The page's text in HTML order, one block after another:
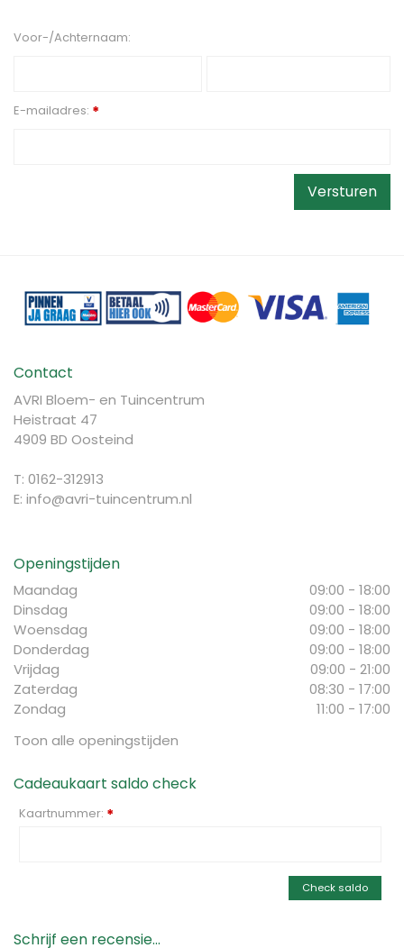
Voor-/Achternaam:
E-mailadres: *
Contact
AVRI Bloem- en Tuincentrum
Heistraat 47
4909 BD Oosteind
T: 0162-312913
E: info@avri-tuincentrum.nl
Openingstijden
Maandag
09:00 - 18:00
Dinsdag
09:00 - 18:00
Woensdag
09:00 - 18:00
Donderdag
09:00 - 18:00
Vrijdag
09:00 - 21:00
Zaterdag
08:30 - 17:00
Zondag
11:00 - 17:00
Toon alle openingstijden
Cadeaukaart saldo check
Kaartnummer: *
Check saldo
Schrijf een recensie...